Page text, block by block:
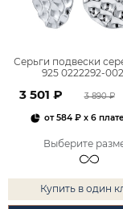
Серьги подвески
925 0222292-
3 501 ₽ 3 890 ₽
от584 ₽ x 6
Выберите
Купить в один